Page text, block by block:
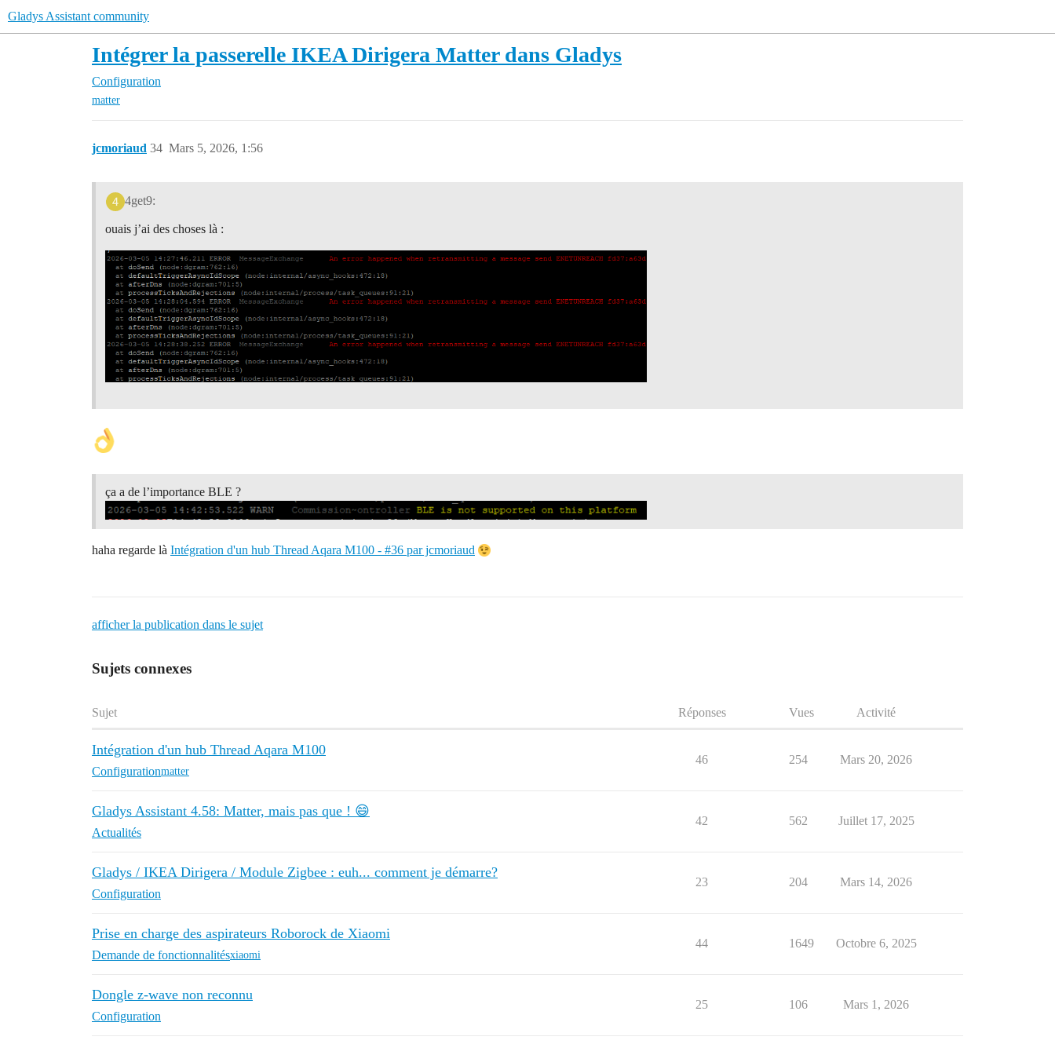
Gladys Assistant community
Intégrer la passerelle IKEA Dirigera Matter dans Gladys
Configuration
matter
jcmoriaud Mars 5, 2026, 1:56
34
4get9:
ouais j’ai des choses là :
ça a de l’importance BLE ?
haha regarde là Intégration d'un hub Thread Aqara M100 - #36 par jcmoriaud
afficher la publication dans le sujet
Sujets connexes
Sujet Réponses Vues Activité
Intégration d'un hub Thread Aqara M100
Configurationmatter
46 254 Mars 20, 2026
Gladys Assistant 4.58: Matter, mais pas que ! 😄
Actualités
42 562 Juillet 17, 2025
Gladys / IKEA Dirigera / Module Zigbee : euh... comment je démarre?
Configuration
23 204 Mars 14, 2026
Prise en charge des aspirateurs Roborock de Xiaomi
Demande de fonctionnalitésxiaomi
44 1649 Octobre 6, 2025
Dongle z-wave non reconnu
Configuration
25 106 Mars 1, 2026